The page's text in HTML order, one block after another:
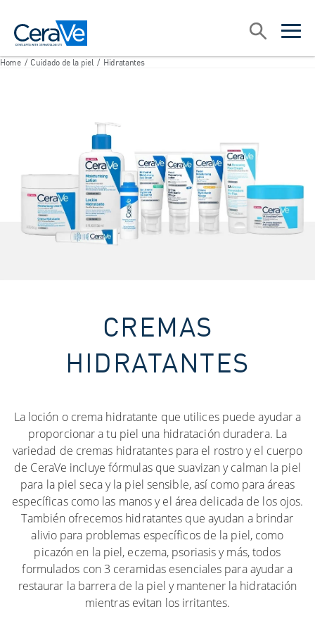
open
open
Search
Home / Cuidado de la piel / Hidratantes
CREMAS
HIDRATANTES
La loción o crema hidratante que utilices puede ayudar a
proporcionar a tu piel una hidratación duradera. La
variedad de cremas hidratantes para el rostro y el cuerpo
de CeraVe incluye fórmulas que suavizan y calman la piel
para la piel seca y la piel sensible, así como para áreas
específicas como las manos y el área delicada de los ojos.
También ofrecemos hidratantes que ayudan a brindar
alivio para problemas específicos de la piel, como
picazón en la piel, eczema, psoriasis y más, todos
formulados con 3 ceramidas esenciales para ayudar a
restaurar la barrera de la piel y mantener la hidratación
mientras evitan los irritantes.